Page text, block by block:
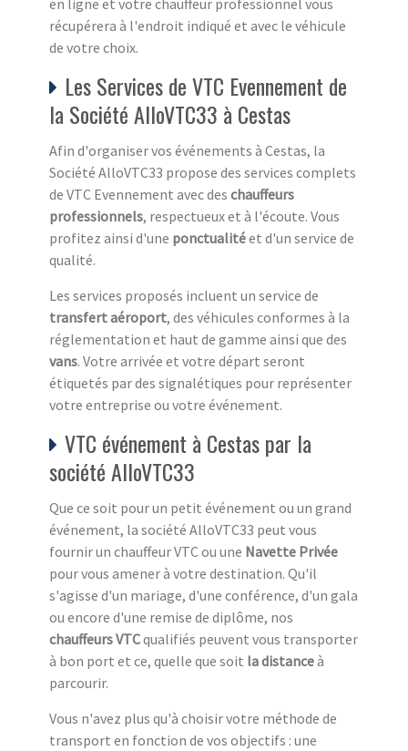
récupérera à l'endroit indiqué et avec le véhicule
de votre choix.
Les Services de VTC Evennement de
la Société AlloVTC33 à Cestas
Afin d'organiser vos événements à Cestas, la
Société AlloVTC33 propose des services complets
de VTC Evennement avec des chauffeurs
professionnels, respectueux et à l'écoute. Vous
profitez ainsi d'une ponctualitéet d'un service de
qualité.
Les services proposés incluent un service de
transfert aéroport, des véhicules conformes à la
réglementation et haut de gamme ainsi que des
vans. Votre arrivée et votre départ seront
étiquetés par des signalétiques pour représenter
votre entreprise ou votre événement.
VTC événement à Cestas par la
société AlloVTC33
Que ce soit pour un petit événement ou un grand
événement, la société AlloVTC33 peut vous
fournir un chauffeur VTC ou une Navette Privée
pour vous amener à votre destination. Qu'il
s'agisse d'un mariage, d'une conférence, d'un gala
ou encore d'une remise de diplôme, nos
chauffeurs VTCqualifiés peuvent vous transporter
à bon port et ce, quelle que soit la distanceà
parcourir.
Vous n'avez plus qu'à choisir votre méthode de
transport en fonction de vos objectifs : une